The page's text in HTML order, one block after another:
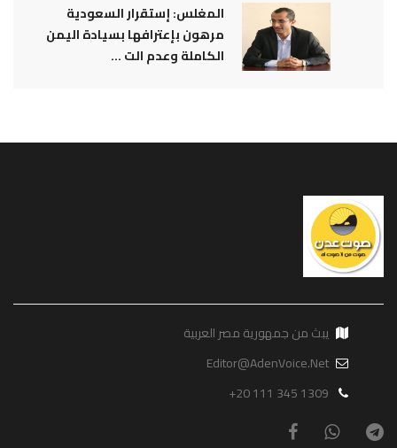
المغلس: إستقرار السعودية
مرهون بإعترافها بسيادة اليمن
الكاملة وعدم الت ...
يبث من جمهورية مصر العربية
Editor@AdenVoice.Net
+20 111 345 1309